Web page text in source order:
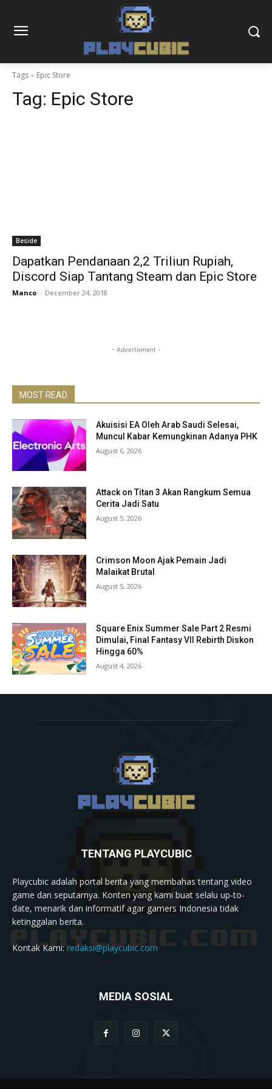
Tags Epic Store
Tag: Epic Store
Beside
Dapatkan Pendanaan 2,2 Triliun Rupiah,
Discord Siap Tantang Steam dan Epic Store
Manco - December 24, 2018
- Advertisment -
MOST READ
Akuisisi EA Oleh Arab Saudi Selesai,
Muncul Kabar Kemungkinan Adanya PHK
August 6, 2026
Attack on Titan 3 Akan Rangkum Semua
Cerita Jadi Satu
August 5, 2026
Crimson Moon Ajak Pemain Jadi
Malaikat Brutal
August 5, 2026
Square Enix Summer Sale Part 2 Resmi
Dimulai, Final Fantasy VII Rebirth Diskon
Hingga 60%
August 4, 2026
TENTANG PLAYCUBIC
Playcubic adalah portal berita yang membahas tentang video
game dan seputarnya. Konten yang kami buat selalu up-to-
date, menarik dan informatif agar gamers Indonesia tidak
ketinggalan berita.
Kontak Kami:redaksi@playcubic.com
MEDIA SOSIAL